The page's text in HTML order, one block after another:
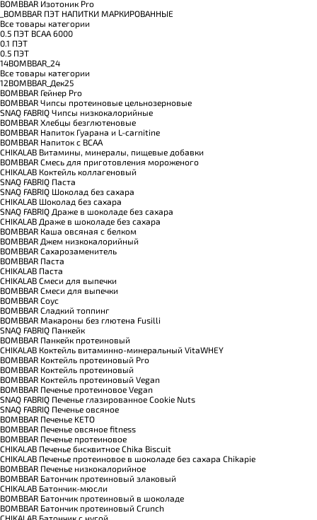
BOMBBAR Изотоник Pro
_BOMBBAR ПЭТ НАПИТКИ МАРКИРОВАННЫЕ
Все товары категории
0.5 ПЭТ ВСАА 6000
0.1 ПЭТ
0.5 ПЭТ
14BOMBBAR_24
Все товары категории
12BOMBBAR_Дек25
BOMBBAR Гейнер Pro
BOMBBAR Чипсы протеиновые цельнозерновые
SNAQ FABRIQ Чипсы низкокалорийные
BOMBBAR Хлебцы безглютеновые
BOMBBAR Напиток Гуарана и L-carnitine
BOMBBAR Напиток с BCAA
CHIKALAB Витамины, минералы, пищевые добавки
BOMBBAR Смесь для приготовления мороженого
CHIKALAB Коктейль коллагеновый
SNAQ FABRIQ Паста
SNAQ FABRIQ Шоколад без сахара
CHIKALAB Шоколад без сахара
SNAQ FABRIQ Драже в шоколаде без сахара
CHIKALAB Драже в шоколаде без сахара
BOMBBAR Каша овсяная с белком
BOMBBAR Джем низкокалорийный
BOMBBAR Сахарозаменитель
BOMBBAR Паста
CHIKALAB Паста
CHIKALAB Смеси для выпечки
BOMBBAR Смеси для выпечки
BOMBBAR Соус
BOMBBAR Сладкий топпинг
BOMBBAR Макароны без глютена Fusilli
SNAQ FABRIQ Панкейк
BOMBBAR Панкейк протеиновый
CHIKALAB Коктейль витаминно-минеральный VitaWHEY
BOMBBAR Коктейль протеиновый Pro
BOMBBAR Коктейль протеиновый
BOMBBAR Коктейль протеиновый Vegan
BOMBBAR Печенье протеиновое Vegan
SNAQ FABRIQ Печенье глазированное Cookie Nuts
SNAQ FABRIQ Печенье овсяное
BOMBBAR Печенье KETO
BOMBBAR Печенье овсяное fitness
BOMBBAR Печенье протеиновое
CHIKALAB Печенье бисквитное Chika Biscuit
CHIKALAB Печенье протеиновое в шоколаде без сахара Chikapie
BOMBBAR Печенье низкокалорийное
BOMBBAR Батончик протеиновый злаковый
CHIKALAB Батончик-мюсли
BOMBBAR Батончик протеиновый в шоколаде
BOMBBAR Батончик протеиновый Crunch
CHIKALAB Батончик с нугой